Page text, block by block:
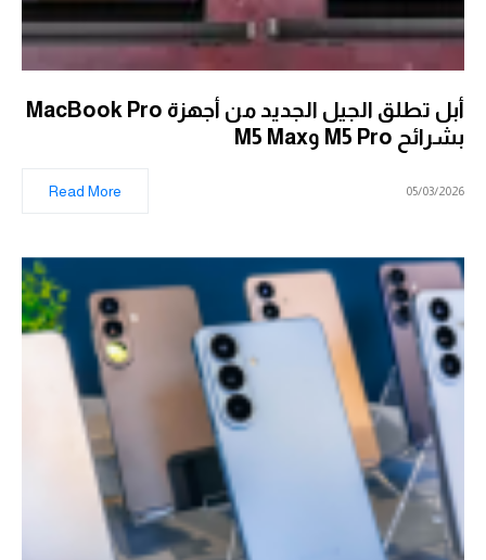
أبل تطلق الجيل الجديد من أجهزة MacBook Pro
بشرائح M5 Pro وM5 Max
05/03/2026
Read More